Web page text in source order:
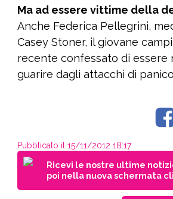
Ma ad essere vittime della
Anche Federica Pellegrini,
Casey Stoner, il giovane
recente confessato di essere
guarire dagli attacchi di
Pubblicato il 15/11/2012 18:17
Ricevi le nostre ultime
poi nella nuova schermata